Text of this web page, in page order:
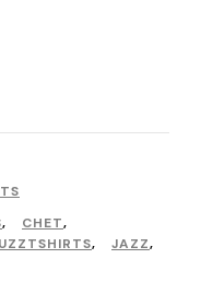
, CHET,
, JAZZ,